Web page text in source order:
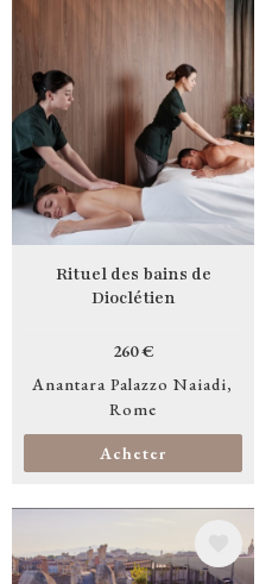
Rituel des bains de
Dioclétien
260 €
Anantara Palazzo Naiadi
Rome
Acheter
Image